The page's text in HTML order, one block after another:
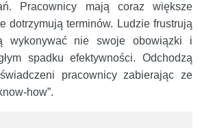
Pracownicy mają coraz większe
dotrzymują terminów. Ludzie frustrują
wykonywać nie swoje obowiązki i
spadku efektywności. Odchodzą
pracownicy zabierając ze
how”.